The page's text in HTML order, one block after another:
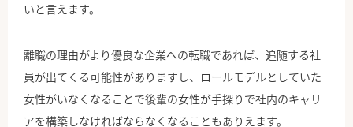
いと言えます。
離職の理由がより優良な企業への転職であれば、追随する社
員が出てくる可能性がありますし、ロールモデルとしていた
女性がいなくなることで後輩の女性が手探りで社内のキャリ
アを構築しなければならなくなることもありえます。